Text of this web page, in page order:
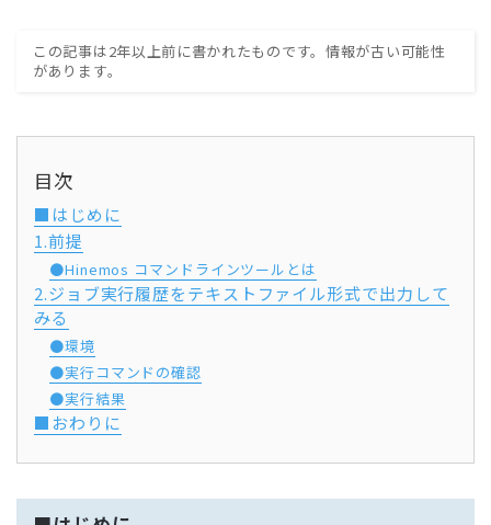
この記事は2年以上前に書かれたものです。情報が古い可能性
があります。
目次
■はじめに
1.前提
●Hinemos コマンドラインツールとは
2.ジョブ実行履歴をテキストファイル形式で出力して
みる
●環境
●実行コマンドの確認
●実行結果
■おわりに